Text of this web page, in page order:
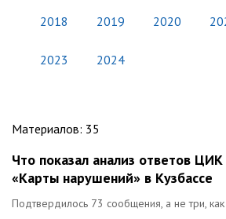
2018 2019 2020
2023 2024
Материалов: 35
Что показал анализ ответов
«Карты нарушений» в Кузбассе
Подтвердилось 73 сообщения, а не три,